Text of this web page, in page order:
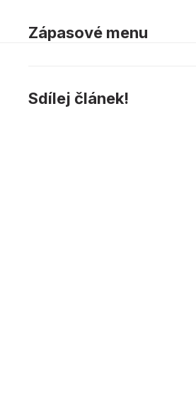
Zápasové menu
Sdílej článek!